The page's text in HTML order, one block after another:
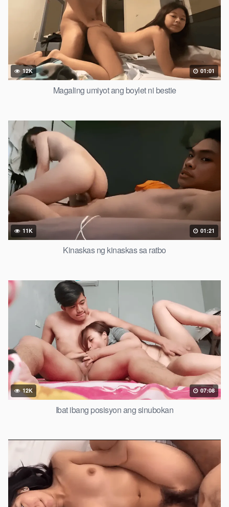
12K 01:01
Magaling umiyot ang boylet ni bestie
11K 01:21
Kinaskas ng kinaskas sa ratbo
12K 07:08
Ibat ibang posisyon ang sinubokan